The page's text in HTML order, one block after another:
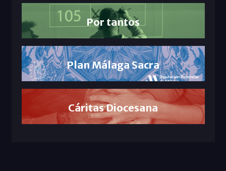
Por tantos
Plan Málaga Sacra
Cáritas Diocesana